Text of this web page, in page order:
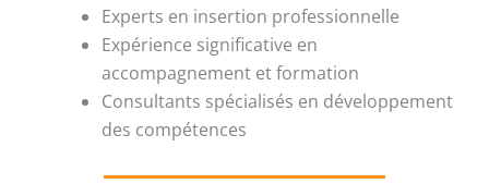
Experts en insertion professionnelle
Expérience significative en
accompagnement et formation
Consultants spécialisés en développement
des compétences